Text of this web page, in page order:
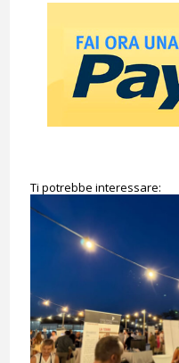
Ti potrebbe interessare: